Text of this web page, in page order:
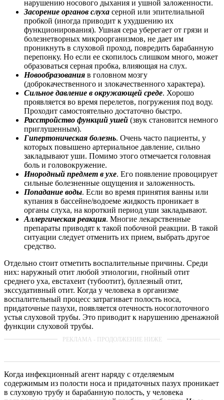
нарушению носового дыхания и ушной заложенности.
Засорение органов слуха серной или эпителиальной
пробкой (иногда приводит к ухудшению их
функционирования). Ушная сера уберегает от грязи и
болезнетворных микроорганизмов, не дает им
проникнуть в слуховой проход, повредить барабанную
перепонку. Но если ее скопилось слишком много, может
образоваться серная пробка, влияющая на слух.
Новообразования в головном мозгу
(доброкачественного и злокачественного характера).
Сильное давление в окружающей среде. Хорошо
проявляется во время перелетов, погружения под воду.
Проходит самостоятельно достаточно быстро.
Расстройство функций ушей (звук становится немного
приглушенным).
Гипертоническая болезнь. Очень часто пациенты, у
которых повышено артериальное давление, сильно
закладывают уши. Помимо этого отмечается головная
боль и головокружение.
Инородный предмет в ухе. Его появление провоцирует
сильные болезненные ощущения и заложенность.
Попадание воды. Если во время принятия ванны или
купания в бассейне/водоеме жидкость проникает в
органы слуха, на короткий период уши закладывают.
Аллергическая реакция. Многие лекарственные
препараты приводят к такой побочной реакции. В такой
ситуации следует отменить их прием, выбрать другое
средство.
Отдельно стоит отметить воспалительные причины. Среди
них: наружный отит любой этиологии, гнойный отит
среднего уха, евстахеит (тубоотит), буллезный отит,
экссудативный отит. Когда у человека в организме
воспалительный процесс затрагивает полость носа,
придаточные пазухи, появляется отечность носоглоточного
устья слуховой трубы. Это приводит к нарушению дренажной
функции слуховой трубы.
Когда инфекционный агент наряду с отделяемым
содержимым из полости носа и придаточных пазух проникает
в слуховую трубу и барабанную полость, у человека